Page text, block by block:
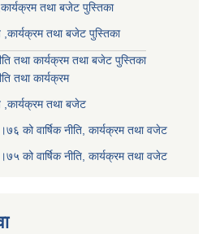
तथा बजेट पुस्तिका
तथा बजेट पुस्तिका
तथा कार्यक्रम तथा बजेट पुस्तिका
तथा कार्यक्रम
,कार्यक्रम तथा बजेट
को वार्षिक नीति, कार्यक्रम तथा वजेट
को वार्षिक नीति, कार्यक्रम तथा वजेट